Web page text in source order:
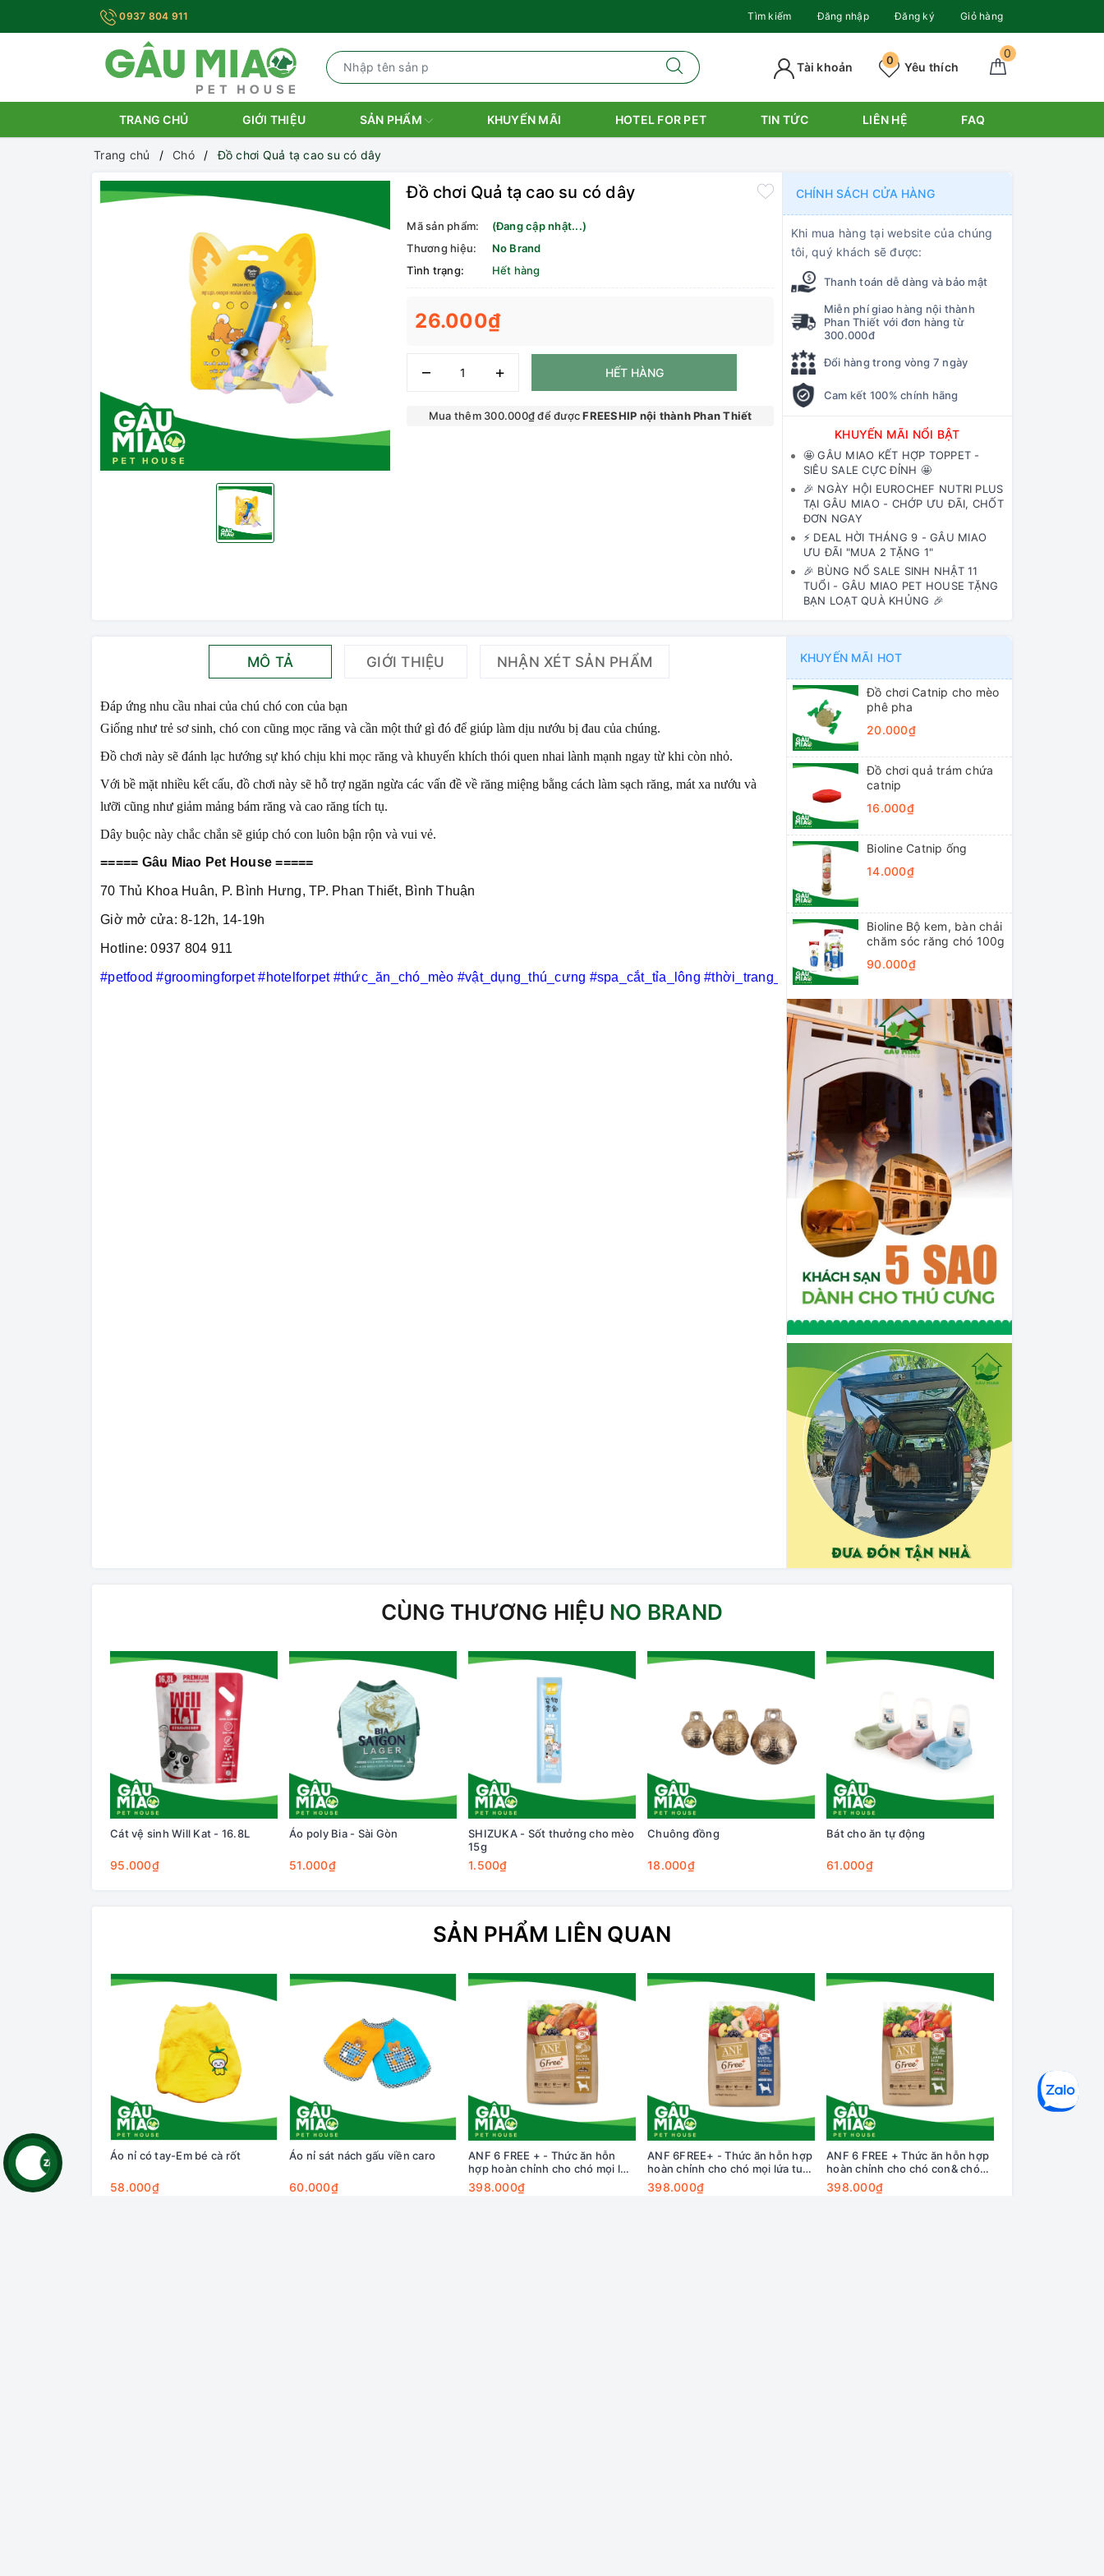
0937 804 911 Tìm kiếm Đăng nhập Đăng ký Giỏ hàng
0
Yêu thích
0
Tài khoản
TRANG CHỦ GIỚI THIỆU SẢN PHẨM KHUYẾN MÃI HOTEL FOR PET TIN TỨC LIÊN HỆ FAQ
Trang chủ Chó Đồ chơi Quả tạ cao su có dây
Đồ chơi Quả tạ cao su có dây
Mã sản phẩm:
(Đang cập nhật...)
Thương hiệu:
No Brand
Tình trạng:
Hết hàng
26.000₫
– + HẾT HÀNG
Mua thêm 300.000₫ để đượcFREESHIP nội thành Phan Thiết
CHÍNH SÁCH CỬA HÀNG
Khi mua hàng tại website của chúng
tôi, quý khách sẽ được:
Thanh toán dễ dàng và bảo mật
Miễn phí giao hàng nội thành
Phan Thiết với đơn hàng từ
300.000đ
Đổi hàng trong vòng 7 ngày
Cam kết 100% chính hãng
KHUYẾN MÃI NỔI BẬT
🤩 GÂU MIAO KẾT HỢP TOPPET -
SIÊU SALE CỰC ĐỈNH 🤩
🎉 NGÀY HỘI EUROCHEF NUTRI PLUS
TẠI GÂU MIAO - CHỚP ƯU ĐÃI, CHỐT
ĐƠN NGAY
⚡️ DEAL HỜI THÁNG 9 - GÂU MIAO
ƯU ĐÃI "MUA 2 TẶNG 1"
🎉 BÙNG NỔ SALE SINH NHẬT 11
TUỔI - GÂU MIAO PET HOUSE TẶNG
BẠN LOẠT QUÀ KHỦNG 🎉
MÔ TẢ GIỚI THIỆU NHẬN XÉT SẢN PHẨM
Đáp ứng nhu cầu nhai của chú chó con của bạn
Giống như trẻ sơ sinh, chó con cũng mọc răng và cần một thứ gì đó để giúp làm dịu nướu bị đau của chúng.
Đồ chơi này sẽ đánh lạc hướng sự khó chịu khi mọc răng và khuyến khích thói quen nhai lành mạnh ngay từ khi còn nhỏ.
Với bề mặt nhiều kết cấu, đồ chơi này sẽ hỗ trợ ngăn ngừa các vấn đề về răng miệng bằng cách làm sạch răng, mát xa nướu và
lưỡi cũng như giảm mảng bám răng và cao răng tích tụ.
Dây buộc này chắc chắn sẽ giúp chó con luôn bận rộn và vui vẻ.
===== Gâu Miao Pet House =====
70 Thủ Khoa Huân, P. Bình Hưng, TP. Phan Thiết, Bình Thuận
Giờ mở cửa: 8-12h, 14-19h
Hotline: 0937 804 911
#petfood #groomingforpet #hotelforpet #thức_ăn_chó_mèo #vật_dụng_thú_cưng #spa_cắt_tỉa_lông #thời_trang_thú_cưng #khách_sạn_thú_cưng
KHUYẾN MÃI HOT
Đồ chơi Catnip cho mèo
phê pha
20.000₫
Đồ chơi quả trám chứa
catnip
16.000₫
Bioline Catnip ống
14.000₫
Bioline Bộ kem, bàn chải
chăm sóc răng chó 100g
90.000₫
CÙNG THƯƠNG HIỆU NO BRAND
Cát vệ sinh Will Kat - 16.8L
95.000₫
Áo poly Bia - Sài Gòn
51.000₫
SHIZUKA - Sốt thưởng cho mèo
15g
1.500₫
Chuông đồng
18.000₫
Bát cho ăn tự động
61.000₫
SẢN PHẨM LIÊN QUAN
Áo nỉ có tay-Em bé cà rốt
58.000₫
Áo nỉ sát nách gấu viền caro
60.000₫
ANF 6 FREE + - Thức ăn hỗn
hợp hoàn chỉnh cho chó mọi lứa
tuổi vị Vịt và Cá hồi 1.6kg
398.000₫
ANF 6FREE+ - Thức ăn hỗn hợp
hoàn chỉnh cho chó mọi lứa tuổi
vị Cá hồi với Cá thịt trắng
398.000₫
ANF 6 FREE + Thức ăn hỗn hợp
hoàn chỉnh cho chó con& chó
lớn 1.6kg
398.000₫